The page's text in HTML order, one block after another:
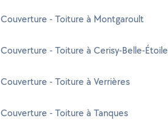
Couverture - Toiture à Montgaroult
Couverture - Toiture à Cerisy-Belle-Étoile
Couverture - Toiture à Verrières
Couverture - Toiture à Tanques